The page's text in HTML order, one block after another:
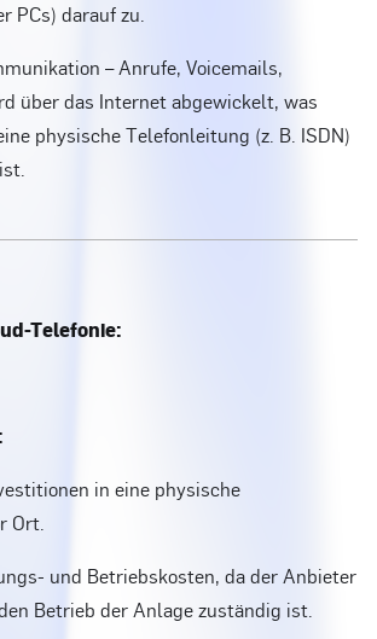
PCs) darauf zu.
– Anrufe, Voicemails,
über das Internet abgewickelt, was
physische Telefonleitung (z. B. ISDN)
Telefonie:
in eine physische
Ort.
und Betriebskosten, da der Anbieter
Betrieb der Anlage zuständig ist.